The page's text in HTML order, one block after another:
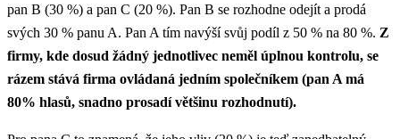
pan B (30 %) a pan C (20 %). Pan B se rozhodne odejít a prodá
svých 30 % panu A. Pan A tím navýší svůj podíl z 50 % na 80 %. Z
firmy, kde dosud žádný jednotlivec neměl úplnou kontrolu, se
rázem stává firma ovládaná jedním společníkem (pan A má
80% hlasů, snadno prosadí většinu rozhodnutí).